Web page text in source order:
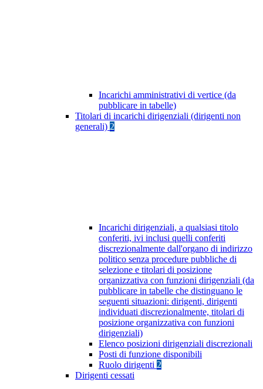
Incarichi amministrativi di vertice (da
pubblicare in tabelle)
Titolari di incarichi dirigenziali (dirigenti non
generali) 2
Incarichi dirigenziali, a qualsiasi titolo
conferiti, ivi inclusi quelli conferiti
discrezionalmente dall'organo di indirizzo
politico senza procedure pubbliche di
selezione e titolari di posizione
organizzativa con funzioni dirigenziali (da
pubblicare in tabelle che distinguano le
seguenti situazioni: dirigenti, dirigenti
individuati discrezionalmente, titolari di
posizione organizzativa con funzioni
dirigenziali)
Elenco posizioni dirigenziali discrezionali
Posti di funzione disponibili
Ruolo dirigenti 2
Dirigenti cessati